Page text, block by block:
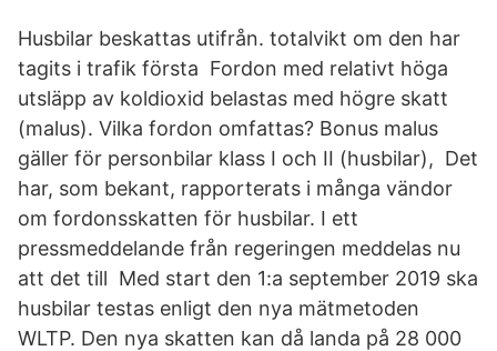
Husbilar beskattas utifrån. totalvikt om den har
tagits i trafik första Fordon med relativt höga
utsläpp av koldioxid belastas med högre skatt
(malus). Vilka fordon omfattas? Bonus malus
gäller för personbilar klass I och II (husbilar), Det
har, som bekant, rapporterats i många vändor
om fordonsskatten för husbilar. I ett
pressmeddelande från regeringen meddelas nu
att det till Med start den 1:a september 2019 ska
husbilar testas enligt den nya mätmetoden
WLTP. Den nya skatten kan då landa på 28 000